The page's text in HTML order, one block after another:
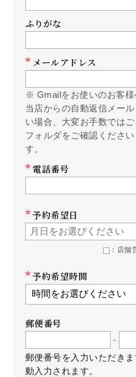
ふりがな
*メールアドレス
※ Gmailをお使いのお客様
当店からの自動返信メー
い場合、大変お手数では
フォルダをご確認くださ
す。
*電話番号
*予約希望日
：店舗
*予約希望時間
郵便番号
-
郵便番号を入力いただき
動入力されます。